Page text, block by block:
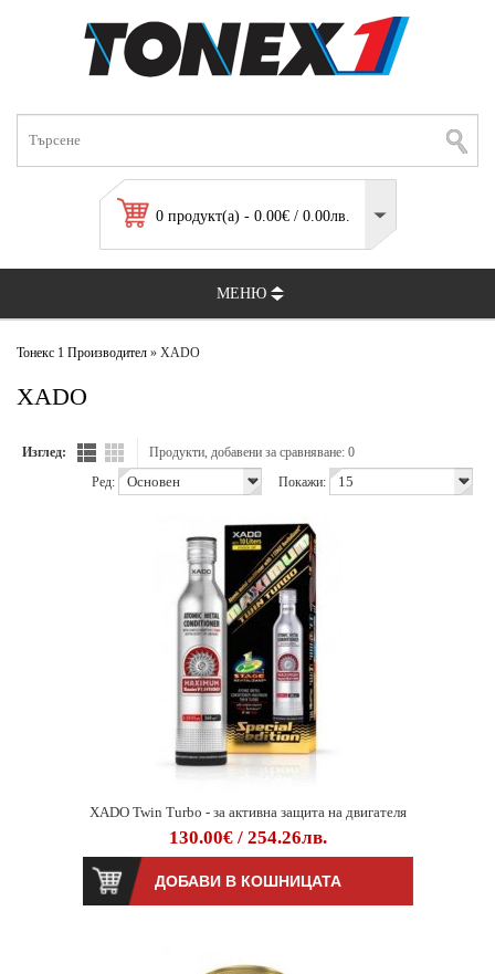
0 продукт(а) - 0.00€ / 0.00лв.
МЕНЮ
Тонекс 1 Производител » XADO
XADO
Изглед:
Продукти, добавени за сравняване: 0
Покажи:
Ред:
XADO Twin Turbo - за активна защита на двигателя
130.00€ / 254.26лв.